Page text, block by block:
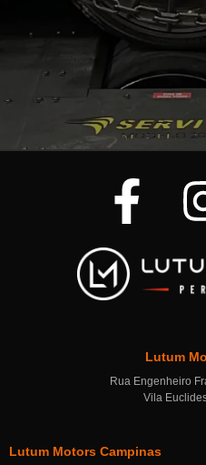
Lutum
Rua Engenheiro
Vila
Lutum Motors Campinas